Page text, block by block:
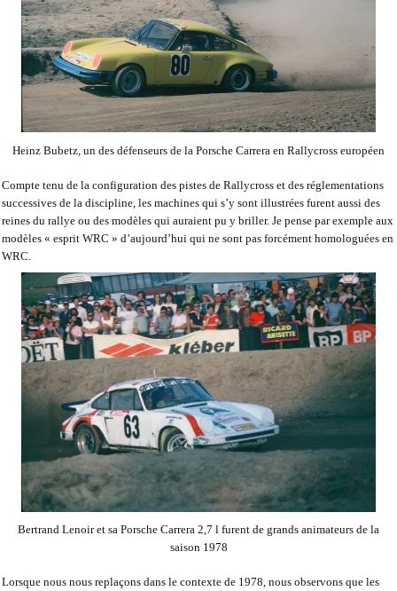
Heinz Bubetz, un des défenseurs de la Porsche Carrera en Rallycross européen
Compte tenu de la configuration des pistes de Rallycross et des réglementations
successives de la discipline, les machines qui s’y sont illustrées furent aussi des
reines du rallye ou des modèles qui auraient pu y briller. Je pense par exemple aux
modèles « esprit WRC » d’aujourd’hui qui ne sont pas forcément homologuées en
WRC.
Bertrand Lenoir et sa Porsche Carrera 2,7 l furent de grands animateurs de la
saison 1978
Lorsque nous nous replaçons dans le contexte de 1978, nous observons que les